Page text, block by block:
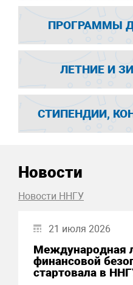
ПРОГРАММЫ
ЛЕТНИЕ И
СТИПЕНДИИ,
Новости
Новости ННГУ
21 июля 2026
Международная
финансовой
стартовала в